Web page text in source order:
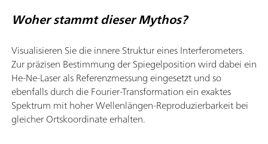
Woher stammt dieser Mythos?
Visualisieren Sie die innere Struktur eines Interferometers.
Zur präzisen Bestimmung der Spiegelposition wird dabei ein
He-Ne-Laser als Referenzmessung eingesetzt und so
ebenfalls durch die Fourier-Transformation ein exaktes
Spektrum mit hoher Wellenlängen-Reproduzierbarkeit bei
gleicher Ortskoordinate erhalten.